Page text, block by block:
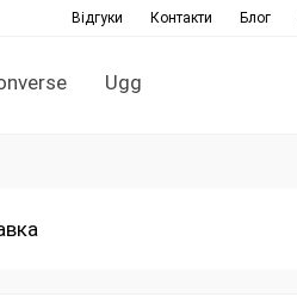
Ugg
Відгуки Контакти Блог